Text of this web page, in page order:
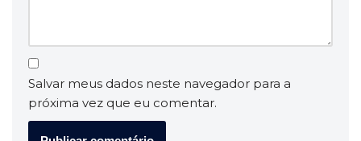
Salvar meus dados neste navegador para a
próxima vez que eu comentar.